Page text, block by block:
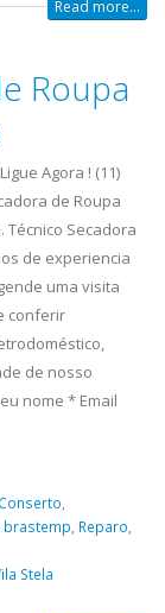
Read more...
Roupa
Agora ! (11)
de Roupa
Técnico Secadora
de experiencia
uma visita
conferir
de nosso
nome * Email
Conserto,
brastemp, Reparo,
Stela